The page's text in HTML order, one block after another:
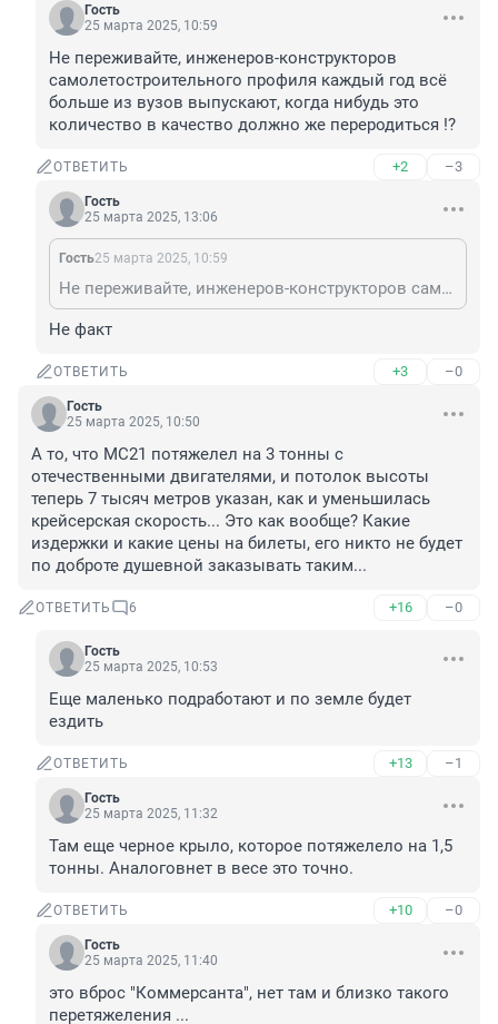
Гость
25 марта 2025, 10:59
Не переживайте, инженеров-конструкторов
самолетостроительного профиля каждый год всё
больше из вузов выпускают, когда нибудь это
количество в качество должно же переродиться !?
ОТВЕТИТЬ +2 –3
Гость
25 марта 2025, 13:06
Гость25 марта 2025, 10:59
Не переживайте, инженеров-конструкторов самолетостроительного профиля каждый год всё больше из вузов выпускают, когда нибудь это количество в качество должно же переродиться !?
Не факт
ОТВЕТИТЬ +3 –0
Гость
25 марта 2025, 10:50
А то, что МС21 потяжелел на 3 тонны с
отечественными двигателями, и потолок высоты
теперь 7 тысяч метров указан, как и уменьшилась
крейсерская скорость... Это как вообще? Какие
издержки и какие цены на билеты, его никто не будет
по доброте душевной заказывать таким...
ОТВЕТИТЬ 6 +16 –0
Гость
25 марта 2025, 10:53
Еще маленько подработают и по земле будет
ездить
ОТВЕТИТЬ +13 –1
Гость
25 марта 2025, 11:32
Там еще черное крыло, которое потяжелело на 1,5
тонны. Аналоговнет в весе это точно.
ОТВЕТИТЬ +10 –0
Гость
25 марта 2025, 11:40
это вброс "Коммерсанта", нет там и близко такого
перетяжеления ...